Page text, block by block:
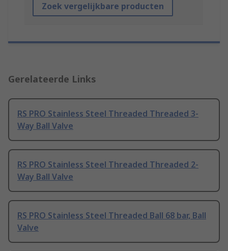
Zoek vergelijkbare producten
Gerelateerde Links
RS PRO Stainless Steel Threaded Threaded 3-
Way Ball Valve
RS PRO Stainless Steel Threaded Threaded 2-
Way Ball Valve
RS PRO Stainless Steel Threaded Ball 68 bar, Ball
Valve